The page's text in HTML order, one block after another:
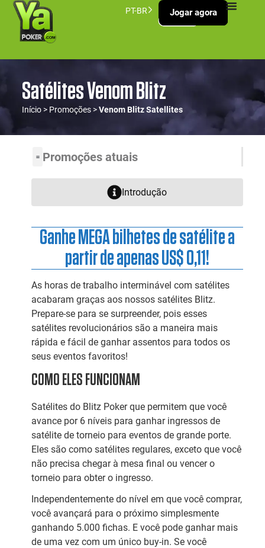
Jogar agora
PT-BR
Satélites Venom Blitz
Início> Promoções>Venom Blitz Satellites
Promoções atuais
Introdução
Ganhe MEGA bilhetes de satélite a
partir de apenas US$ 0,11!
As horas de trabalho interminável com satélites
acabaram graças aos nossos satélites Blitz.
Prepare-se para se surpreender, pois esses
satélites revolucionários são a maneira mais
rápida e fácil de ganhar assentos para todos os
seus eventos favoritos!
COMO ELES FUNCIONAM
Satélites do Blitz Poker que permitem que você
avance por 6 níveis para ganhar ingressos de
satélite de torneio para eventos de grande porte.
Eles são como satélites regulares, exceto que você
não precisa chegar à mesa final ou vencer o
torneio para obter o ingresso.
Independentemente do nível em que você comprar,
você avançará para o próximo simplesmente
ganhando 5.000 fichas. E você pode ganhar mais
de uma vez com um único buy-in. Se você